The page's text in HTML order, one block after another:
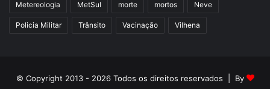
Metereologia MetSul morte mortos Neve
Policia Militar Trânsito Vacinação Vilhena
© Copyright 2013 - 2026 Todos os direitos reservados | By